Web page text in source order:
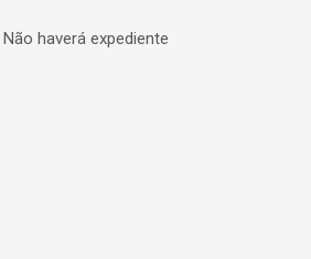
Não haverá expediente